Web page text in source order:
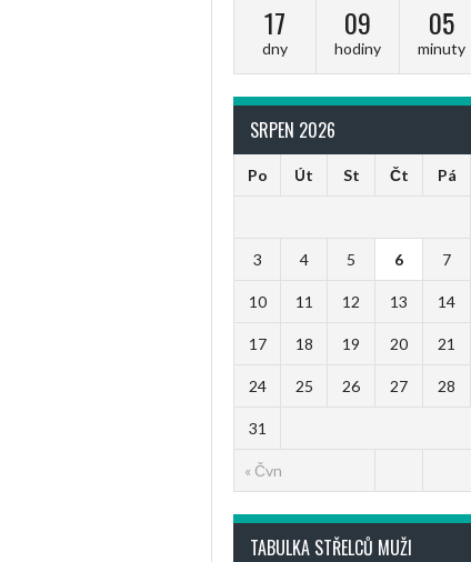
17
dny
09
hodiny
05
minuty
SRPEN 2026
Po Út St Čt Pá
« Čvn
3 4 5 6 7
10 11 12 13 14
17 18 19 20 21
24 25 26 27 28
31
TABULKA STŘELCŮ MUŽI